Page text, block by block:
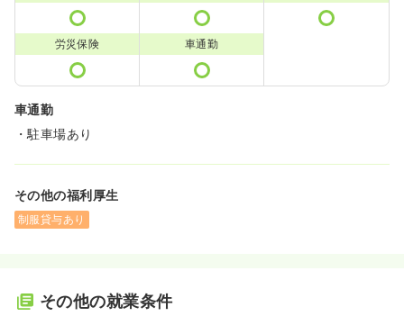
労災保険 車通勤
車通勤
・駐車場あり
その他の福利厚生
制服貸与あり
その他の就業条件